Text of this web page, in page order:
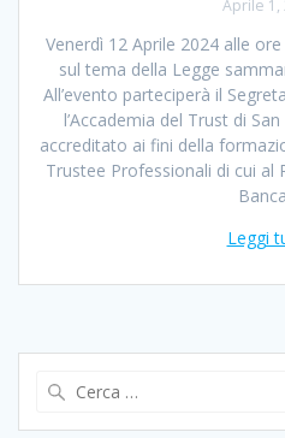
Aprile 1,
Venerdì 12 Aprile 2024 alle
sul tema della Legge
All’evento parteciperà il
l’Accademia del Trust di
accreditato ai fini della
Trustee Professionali di cui al
Leggi